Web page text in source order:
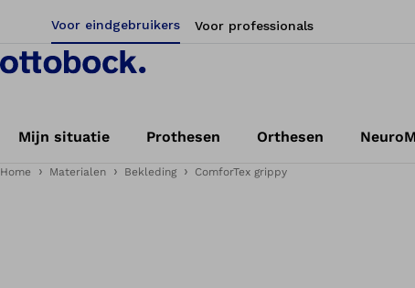
Voor eindgebruikers Voor professionals
Mijn situatie Prothesen Orthesen
Home Materialen Bekleding ComforTex grippy